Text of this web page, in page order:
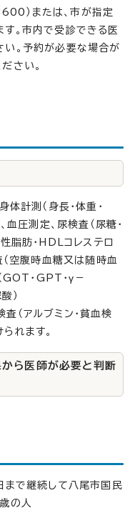
）または、市が指定
。市内で受診できる医
い。予約が必要な場合が
さい。
体計測（身長・体重・
血圧測定、尿検査（尿糖・
脂肪・HDLコレステロ
（空腹時血糖又は随時血
GOT・GPT・γ－
）
（アルブミン・貧血検
れます。
ら医師が必要と判断
まで継続して八尾市国民
の人